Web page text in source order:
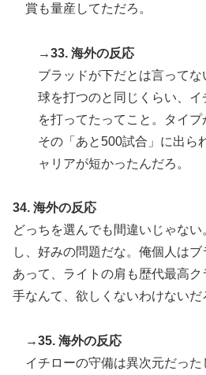
賞も量産してただろ。
→33. 海外の反応
ブラッドが下だとは言って
球を打つのと同じくらい、
を打ってたってこと。タイプ
その「あと500試合」に出ら
ャリアが短かったんだろ。
34. 海外の反応
どっちを選んでも間違いじゃな
し、好みの問題だな。俺個人は
あって、ライトの肩も歴代最高
手なんて、欲しくないわけないだ
→35. 海外の反応
イチローの守備は異次元だっ